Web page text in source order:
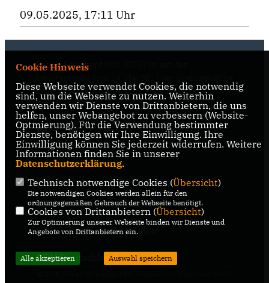
09.05.2025, 17:11 Uhr
Fabian Schrumpf MdL (CDU) ist seit der
Landtagsabgeordnete im Essener Süden
(Wahlkreis 68).
IMPRESSUM DATENSCHUTZ KONTAKT
CDU Kreisverband Essen
CDU Nordrhein-Westfalen
CDU Deutschland
Cookie Hinweis
Diese Webseite verwendet Cookies, die notwendig
sind, um die Webseite zu nutzen. Weiterhin
verwenden wir Dienste von Drittanbietern, die uns
helfen, unser Webangebot zu verbessern (Website-
Optmierung). Für die Verwendung bestimmter
Dienste, benötigen wir Ihre Einwilligung. Ihre
Einwilligung können Sie jederzeit widerrufen. Weitere
Informationen finden Sie in unserer
Datenschutzerklärung.
Technisch notwendige Cookies (Übersicht)
Die notwendigen Cookies werden allein für den
ordnungsgemäßen Gebrauch der Webseite benötigt.
Cookies von Drittanbietern (Übersicht)
Zur Optimierung unserer Webseite binden wir Dienste und
Angebote von Drittanbietern ein.
Alle akzeptieren Auswahl speichern